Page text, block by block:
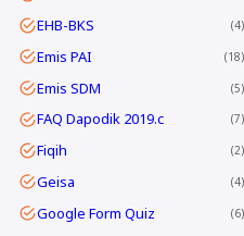
EHB-BKS 4
Emis PAI 18
Emis SDM 5
FAQ Dapodik 2019.c 7
Fiqih 2
Geisa 4
Google Form Quiz 6